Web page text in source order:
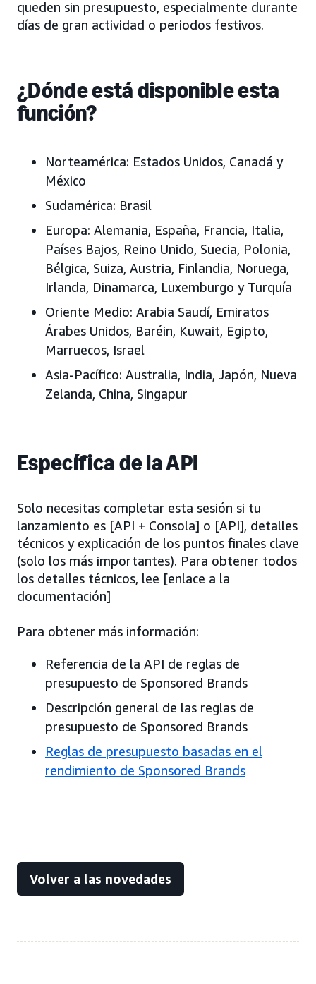
queden sin presupuesto, especialmente durante
días de gran actividad o periodos festivos.
¿Dónde está disponible esta
función?
Norteamérica: Estados Unidos, Canadá y
México
Sudamérica: Brasil
Europa: Alemania, España, Francia, Italia,
Países Bajos, Reino Unido, Suecia, Polonia,
Bélgica, Suiza, Austria, Finlandia, Noruega,
Irlanda, Dinamarca, Luxemburgo y Turquía
Oriente Medio: Arabia Saudí, Emiratos
Árabes Unidos, Baréin, Kuwait, Egipto,
Marruecos, Israel
Asia-Pacífico: Australia, India, Japón, Nueva
Zelanda, China, Singapur
Específica de la API
Solo necesitas completar esta sesión si tu
lanzamiento es [API + Consola] o [API], detalles
técnicos y explicación de los puntos finales clave
(solo los más importantes). Para obtener todos
los detalles técnicos, lee [enlace a la
documentación]
Para obtener más información:
Referencia de la API de reglas de
presupuesto de Sponsored Brands
Descripción general de las reglas de
presupuesto de Sponsored Brands
Reglas de presupuesto basadas en el
rendimiento de Sponsored Brands
Volver a las novedades